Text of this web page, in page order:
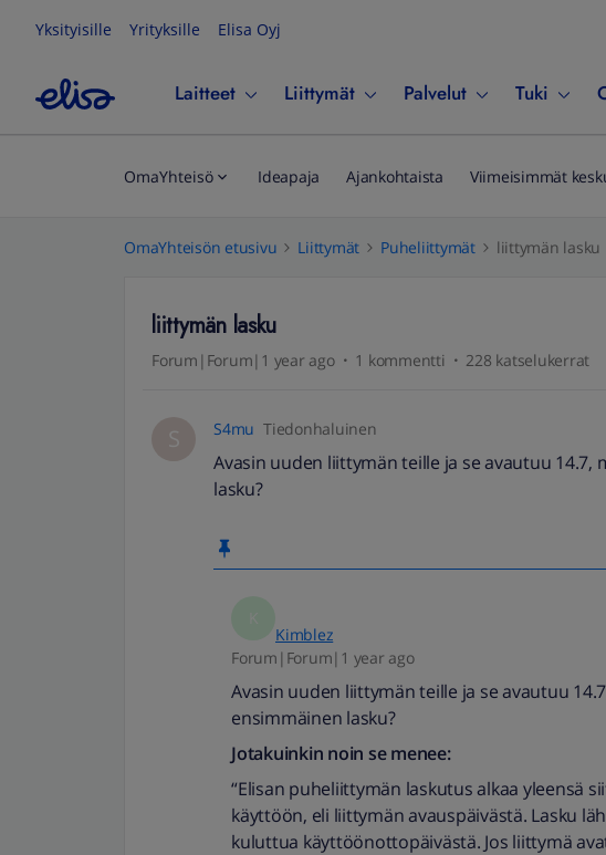
Yksityisille Yrityksille Elisa Oyj
Laitteet Liittymät Palvelut Tuki
OmaYhteisö Ideapaja Ajankohtaista Viimeisimmät
OmaYhteisön etusivu Liittymät Puheliittymät liittymän lasku
liittymän lasku
Forum|Forum|1 year ago 1 kommentti 228 katselukerrat
S S4mu Tiedonhaluinen
Avasin uuden liittymän teille ja se avautuu
lasku?
Kimblez
Forum|Forum|1 year ago
Avasin uuden liittymän teille ja se avautuu
ensimmäinen lasku?
Jotakuinkin noin se menee:
“Elisan puheliittymän laskutus alkaa yleensä
käyttöön, eli liittymän avauspäivästä. Lasku
kuluttua käyttöönottopäivästä. Jos liittymä